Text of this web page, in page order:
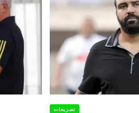
تصريحات